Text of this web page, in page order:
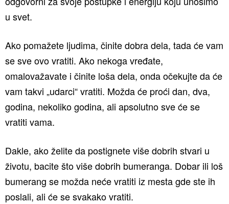
u svet.
Ako pomažete ljudima, činite dobra dela, tada će vam
se sve ovo vratiti. Ako nekoga vređate,
omalovažavate i činite loša dela, onda očekujte da će
vam takvi „udarci“ vratiti. Možda će proći dan, dva,
godina, nekoliko godina, ali apsolutno sve će se
vratiti vama.
Dakle, ako želite da postignete više dobrih stvari u
životu, bacite što više dobrih bumeranga. Dobar ili loš
bumerang se možda neće vratiti iz mesta gde ste ih
poslali, ali će se svakako vratiti.